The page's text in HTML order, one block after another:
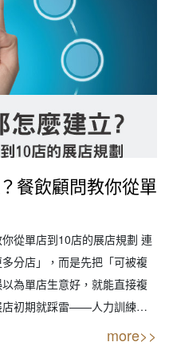
餐飲顧問教你從單
從單店到10店的展店規劃 連
分店」，而是先把「可被複
為單店生意好，就能直接複
店初期就踩雷——人力訓練跟
導致越展店越虧錢。這篇文
more>>